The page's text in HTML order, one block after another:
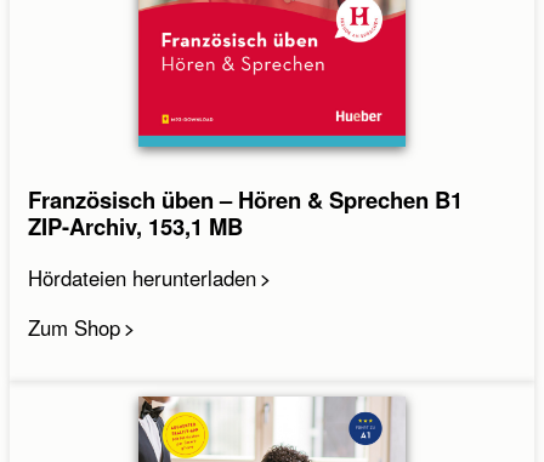
Französisch üben – Hören & Sprechen B1
ZIP-Archiv, 153,1 MB
Hördateien herunterladen
Zum Shop